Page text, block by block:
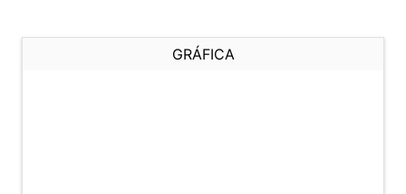
GRÁFICA